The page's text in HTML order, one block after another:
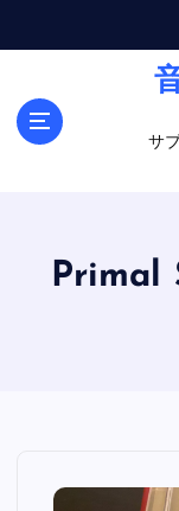
音楽を語
サ
Primal